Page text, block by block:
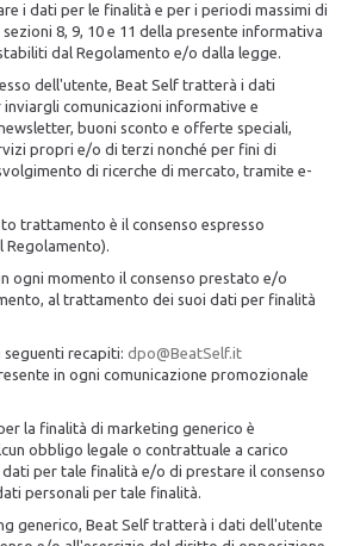
i dati per le finalità e per i periodi massimi di
8, 9, 10 e 11 della presente informativa
dal Regolamento e/o dalla legge.
dell'utente, Beat Self tratterà i dati
comunicazioni informative e
buoni sconto e offerte speciali,
propri e/o di terzi nonché per fini di
di ricerche di mercato, tramite e-
trattamento è il consenso espresso
Regolamento).
ogni momento il consenso prestato e/o
al trattamento dei suoi dati per finalità
recapiti: dpo@BeatSelf.it
in ogni comunicazione promozionale
la finalità di marketing generico è
obbligo legale o contrattuale a carico
per tale finalità e/o di prestare il consenso
personali per tale finalità.
generico, Beat Self tratterà i dati dell'utente